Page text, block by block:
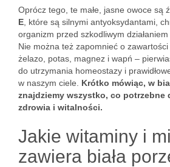
Oprócz tego, te małe, jasne owoce są
E , które są silnymi antyoksydantami,
organizm przed szkodliwym
Nie można też zapomnieć o zawartości
żelazo, potas, magnez i wapń –
do utrzymania homeostazy i
w naszym ciele. Krótko mówiąc, w
znajdziemy wszystko, co potrzebne
zdrowia i witalności.
Jakie witaminy i
zawiera biała